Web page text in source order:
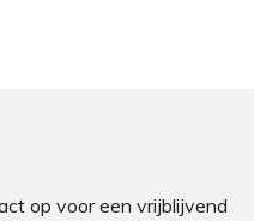
op voor een vrijblijvend